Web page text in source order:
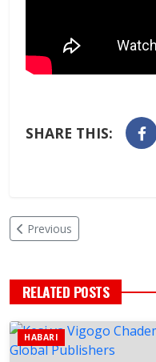
SHARE THIS:
Previous
RELATED POSTS
HABARI